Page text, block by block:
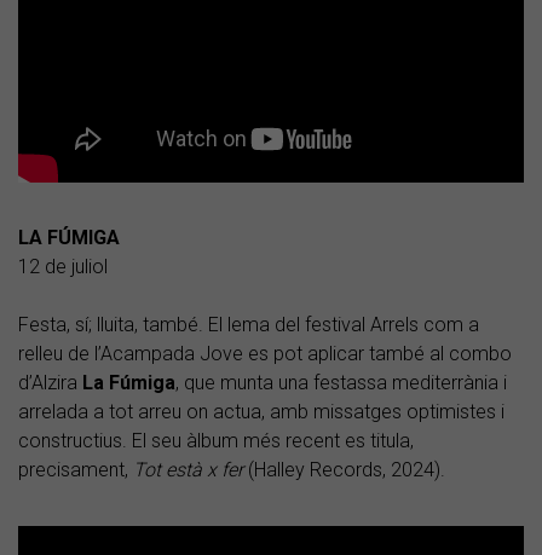
LA FÚMIGA
12 de juliol
Festa, sí; lluita, també. El lema del festival Arrels com a
relleu de l’Acampada Jove es pot aplicar també al combo
d’Alzira La Fúmiga, que munta una festassa mediterrània i
arrelada a tot arreu on actua, amb missatges optimistes i
constructius. El seu àlbum més recent es titula,
precisament, Tot està x fer(Halley Records, 2024).